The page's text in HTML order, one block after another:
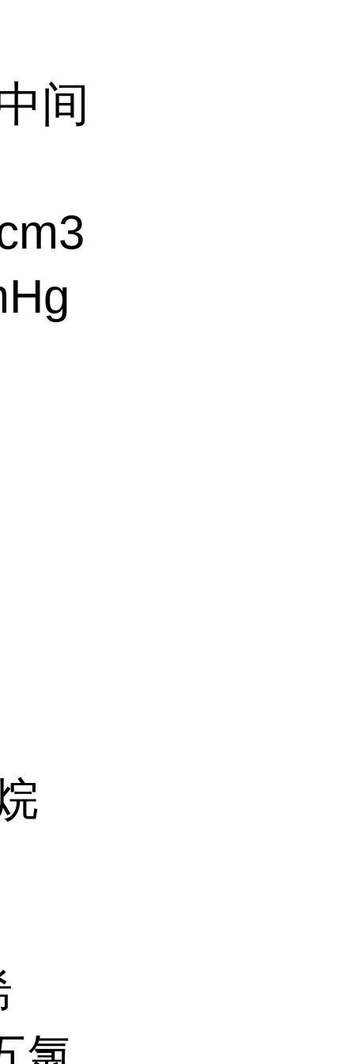
间